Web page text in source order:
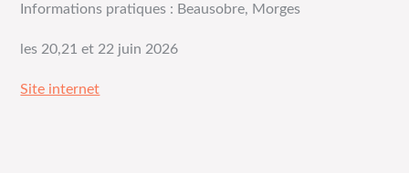
Informations pratiques : Beausobre, Morges
les 20,21 et 22 juin 2026
Site internet